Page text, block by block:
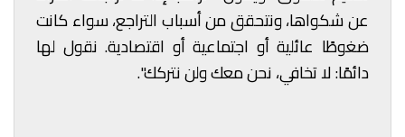
عن شكواها، ونتحقق من أسباب التراجع، سواء كانت
ضغوطًا عائلية أو اجتماعية أو اقتصادية. نقول لها
دائمًا: لا تخافي، نحن معك ولن نتركك".